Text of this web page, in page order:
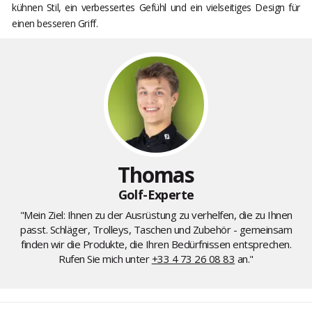
kühnen Stil, ein verbessertes Gefühl und ein vielseitiges Design für
einen besseren Griff.
Thomas
Golf-Experte
"Mein Ziel: Ihnen zu der Ausrüstung zu verhelfen, die zu Ihnen
passt. Schläger, Trolleys, Taschen und Zubehör - gemeinsam
finden wir die Produkte, die Ihren Bedürfnissen entsprechen.
Rufen Sie mich unter+33 4 73 26 08 83 an."